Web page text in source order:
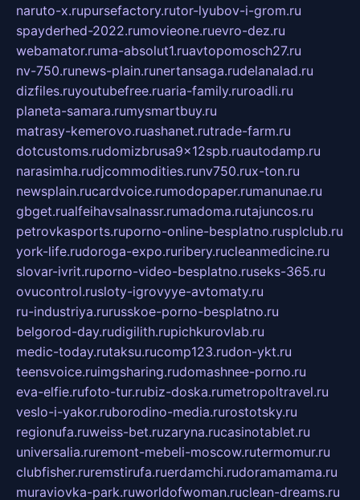
naruto-x.rupursefactory.rutor-lyubov-i-grom.ru
spayderhed-2022.rumovieone.ruevro-dez.ru
webamator.ruma-absolut1.ruavtopomosch27.ru
nv-750.runews-plain.runertansaga.rudelanalad.ru
dizfiles.ruyoutubefree.ruaria-family.ruroadli.ru
planeta-samara.rumysmartbuy.ru
matrasy-kemerovo.ruashanet.rutrade-farm.ru
dotcustoms.rudomizbrusa9x12spb.ruautodamp.ru
narasimha.rudjcommodities.runv750.rux-ton.ru
newsplain.rucardvoice.rumodopaper.rumanunae.ru
gbget.rualfeihavsalnassr.rumadoma.rutajuncos.ru
petrovkasports.ruporno-online-besplatno.rusplclub.ru
york-life.rudoroga-expo.ruribery.rucleanmedicine.ru
slovar-ivrit.ruporno-video-besplatno.ruseks-365.ru
ovucontrol.rusloty-igrovyye-avtomaty.ru
ru-industriya.rurusskoe-porno-besplatno.ru
belgorod-day.rudigilith.rupichkurovlab.ru
medic-today.rutaksu.rucomp123.rudon-ykt.ru
teensvoice.ruimgsharing.rudomashnee-porno.ru
eva-elfie.rufoto-tur.rubiz-doska.rumetropoltravel.ru
veslo-i-yakor.ruborodino-media.rurostotsky.ru
regionufa.ruweiss-bet.ruzaryna.rucasinotablet.ru
universalia.ruremont-mebeli-moscow.rutermomur.ru
clubfisher.ruremstirufa.ruerdamchi.rudoramamama.ru
muraviovka-park.ruworldofwoman.ruclean-dreams.ru